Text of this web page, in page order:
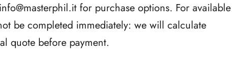
info@masterphil.itfor purchase options. For available
be completed immediately: we will calculate
quote before payment.